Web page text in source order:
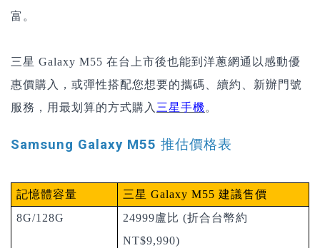
富。
三星 Galaxy M55 在台上市後也能到洋蔥網通以感動優
惠價購入，或彈性搭配您想要的攜碼、續約、新辦門號
服務，用最划算的方式購入 三星手機。
Samsung Galaxy M55 推估價格表
記憶體容量 三星 Galaxy M55 建議售價
8G/128G
24999盧比 (折合台幣約
NT$9,990)